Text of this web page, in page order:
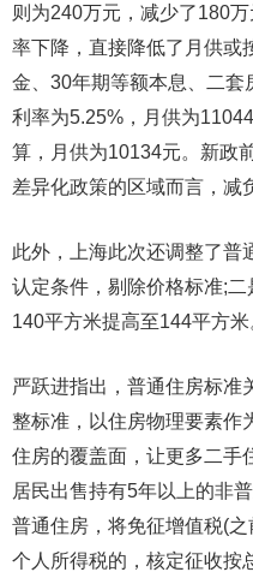
则为240万元，减少了180
率下降，直接降低了月供或
金、30年期等额本息、二
利率为5.25%，月供为
算，月供为10134元。新政
差异化政策的区域而言，减
此外，上海此次还调整了普
认定条件，剔除价格标准;
140平方米提高至144平方米
严跃进指出，普通住房标准
整标准，以住房物理要素作
住房的覆盖面，让更多二手
居民出售持有5年以上的非
普通住房，将免征增值税(
个人所得税的，核定征收按